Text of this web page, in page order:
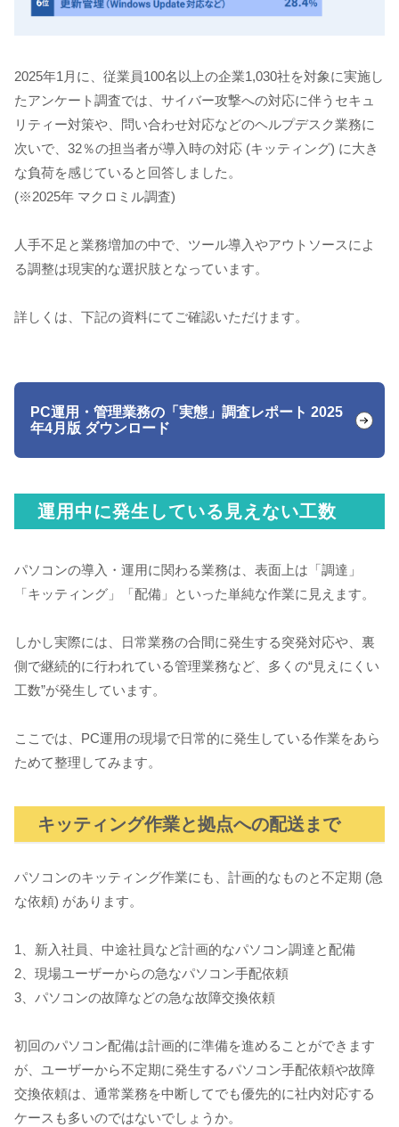
2025年1月に、従業員100名以上の企業1,030社を対象に実施し
たアンケート調査では、サイバー攻撃への対応に伴うセキュ
リティー対策や、問い合わせ対応などのヘルプデスク業務に
次いで、32％の担当者が導入時の対応 (キッティング) に大き
な負荷を感じていると回答しました。
(※2025年 マクロミル調査)
人手不足と業務増加の中で、ツール導入やアウトソースによ
る調整は現実的な選択肢となっています。
詳しくは、下記の資料にてご確認いただけます。
PC運用・管理業務の「実態」調査レポート 2025
年4月版 ダウンロード
運用中に発生している見えない工数
パソコンの導入・運用に関わる業務は、表面上は「調達」
「キッティング」「配備」といった単純な作業に見えます。
しかし実際には、日常業務の合間に発生する突発対応や、裏
側で継続的に行われている管理業務など、多くの“見えにくい
工数”が発生しています。
ここでは、PC運用の現場で日常的に発生している作業をあら
ためて整理してみます。
キッティング作業と拠点への配送まで
パソコンのキッティング作業にも、計画的なものと不定期 (急
な依頼) があります。
1、新入社員、中途社員など計画的なパソコン調達と配備
2、現場ユーザーからの急なパソコン手配依頼
3、パソコンの故障などの急な故障交換依頼
初回のパソコン配備は計画的に準備を進めることができます
が、ユーザーから不定期に発生するパソコン手配依頼や故障
交換依頼は、通常業務を中断してでも優先的に社内対応する
ケースも多いのではないでしょうか。